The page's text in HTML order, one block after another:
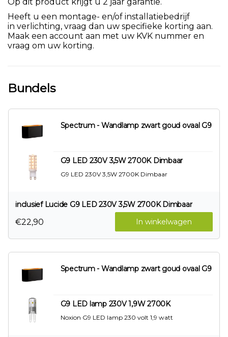
Heeft u een montage- en/of installatiebedrijf
in verlichting, vraag dan uw specifieke korting aan.
Maak een account aan met uw KVK nummer en
vraag om uw korting.
Bundels
Spectrum - Wandlamp zwart goud ovaal G9
G9 LED 230V 3,5W 2700K Dimbaar
G9 LED 230V 3,5W 2700K Dimbaar
inclusief Lucide G9 LED 230V 3,5W 2700K Dimbaar
In winkelwagen
€22,90
Spectrum - Wandlamp zwart goud ovaal G9
G9 LED lamp 230V 1,9W 2700K
Noxion G9 LED lamp 230 volt 1,9 watt